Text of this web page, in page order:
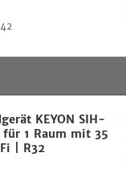
KEYON SIH-
für 1 Raum mit 35
| R32